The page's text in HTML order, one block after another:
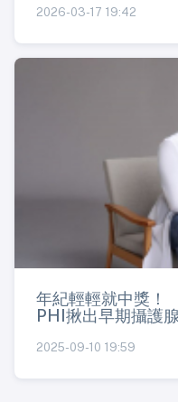
2026-03-17 19:42
年紀輕輕就中獎
PHI揪出早期攝護
2025-09-10 19:59